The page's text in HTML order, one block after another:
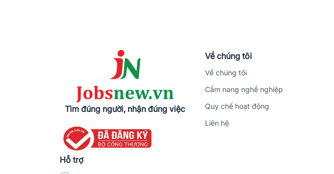
Tìm đúng người, nhận đúng việc
Hỗ trợ
Về chúng tôi
Về chúng tôi
Cẩm nang nghề nghiệp
Quy chế hoạt động
Liên hệ